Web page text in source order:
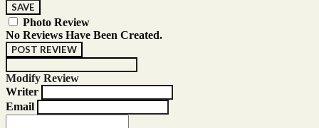
SAVE
Photo Review
No Reviews Have Been Created.
POST REVIEW
Modify Review
Writer
Email